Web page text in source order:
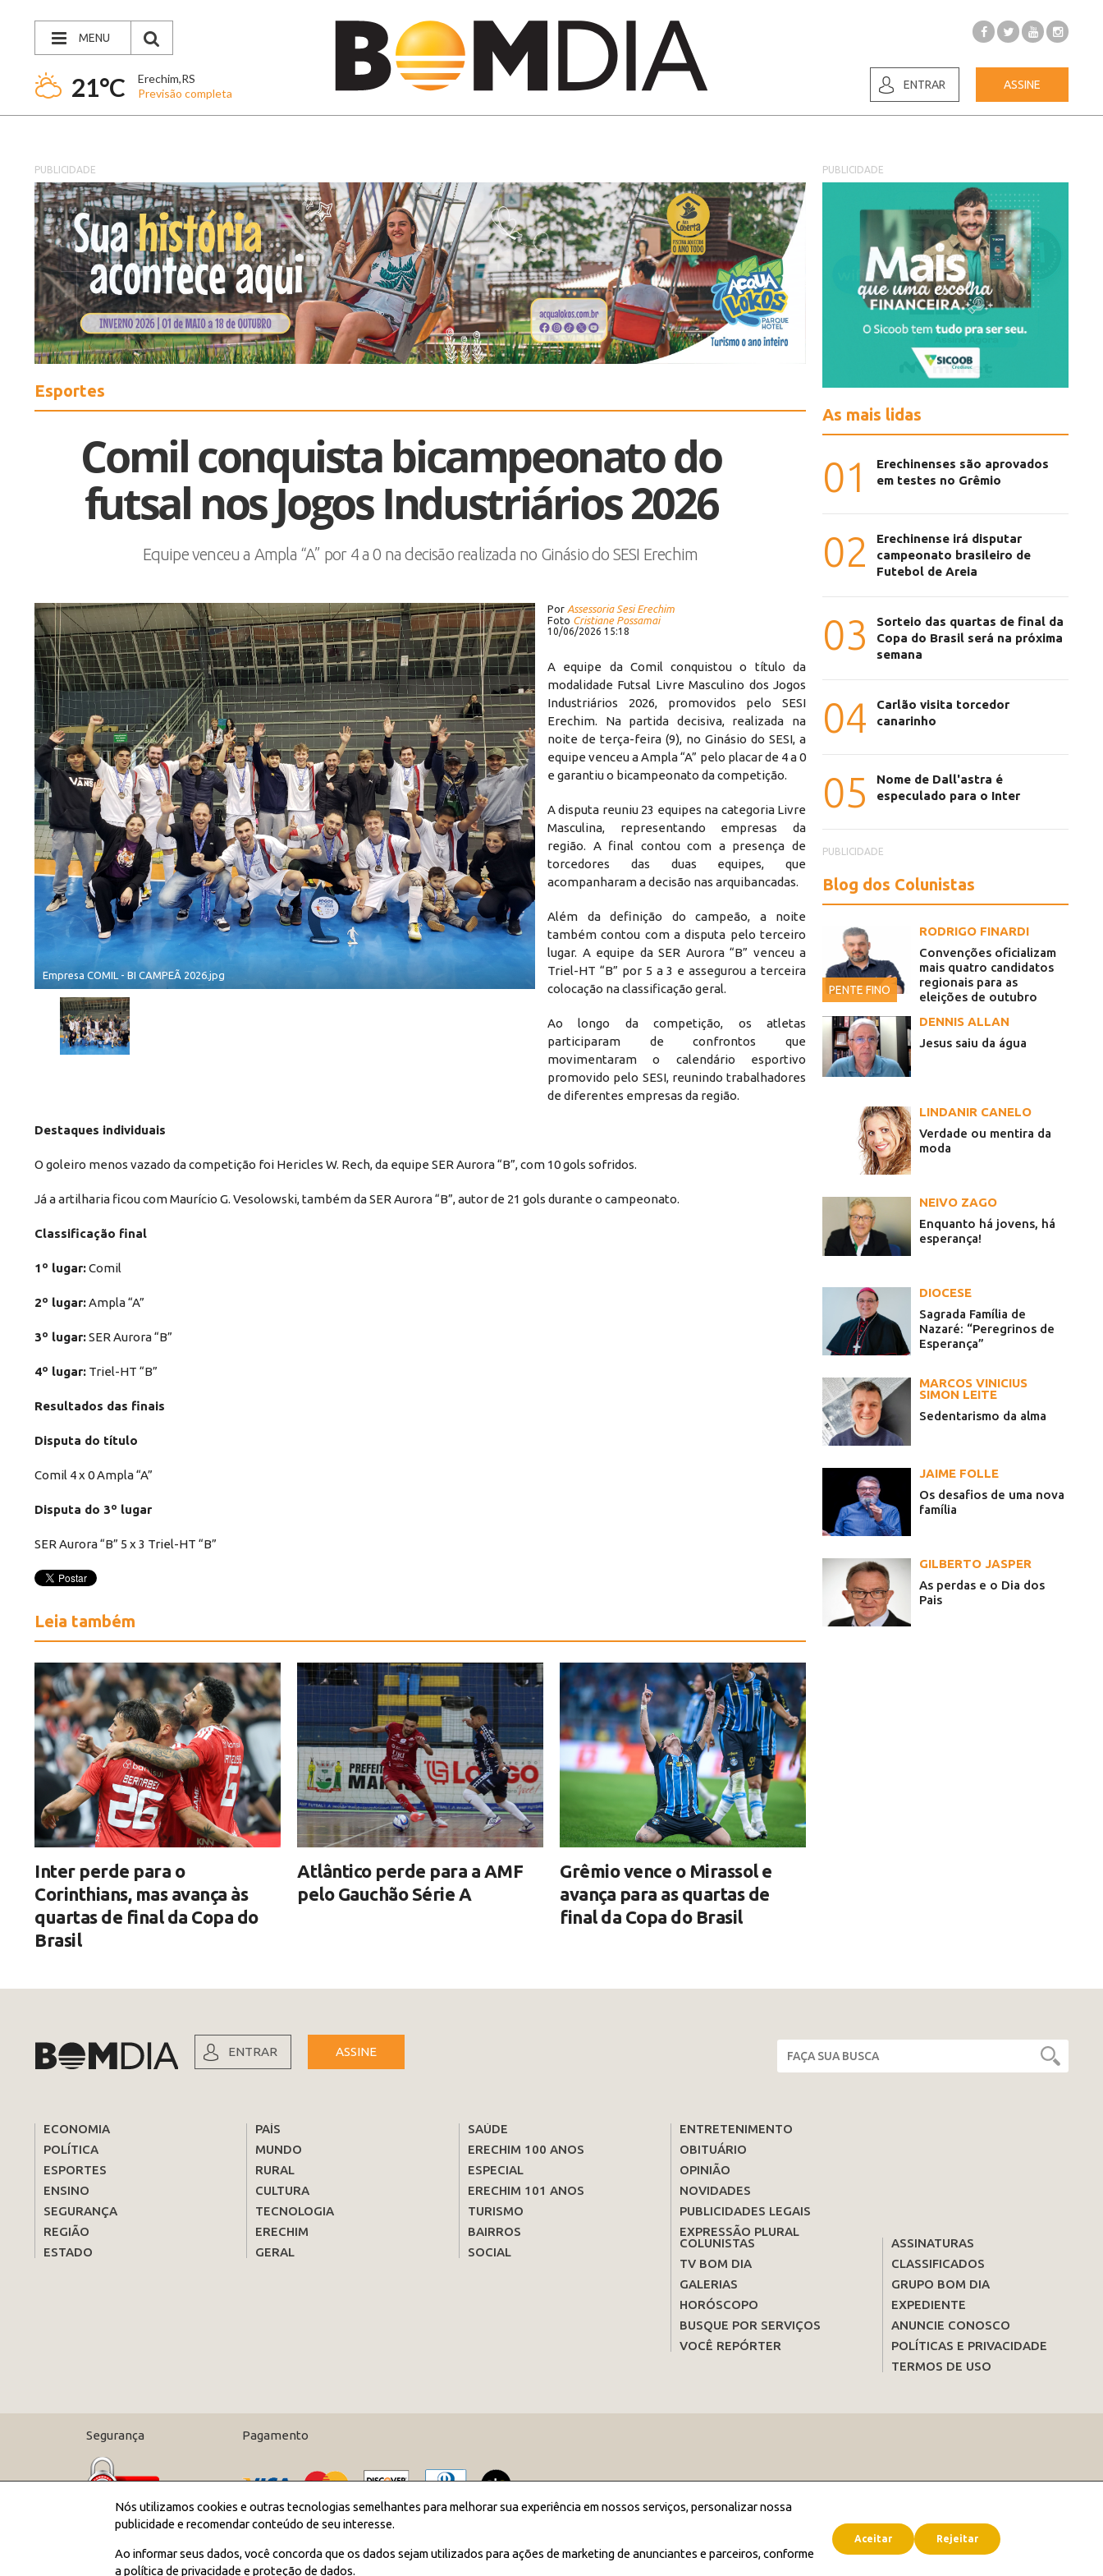
MENU
21°C
Erechim,RS
Previsão completa
ENTRAR ASSINE
PUBLICIDADE
Esportes
Comil conquista bicampeonato do
futsal nos Jogos Industriários 2026
Equipe venceu a Ampla “A” por 4 a 0 na decisão realizada no Ginásio do SESI Erechim
Empresa COMIL - BI CAMPEÃ 2026.jpg
Por Assessoria Sesi Erechim
Foto Cristiane Possamai
10/06/2026 15:18
A equipe da Comil conquistou o título da
modalidade Futsal Livre Masculino dos Jogos
Industriários 2026, promovidos pelo SESI
Erechim. Na partida decisiva, realizada na
noite de terça-feira (9), no Ginásio do SESI, a
equipe venceu a Ampla “A” pelo placar de 4 a 0
e garantiu o bicampeonato da competição.
A disputa reuniu 23 equipes na categoria Livre
Masculina, representando empresas da
região. A final contou com a presença de
torcedores das duas equipes, que
acompanharam a decisão nas arquibancadas.
Além da definição do campeão, a noite
também contou com a disputa pelo terceiro
lugar. A equipe da SER Aurora “B” venceu a
Triel-HT “B” por 5 a 3 e assegurou a terceira
colocação na classificação geral.
Ao longo da competição, os atletas
participaram de confrontos que
movimentaram o calendário esportivo
promovido pelo SESI, reunindo trabalhadores
de diferentes empresas da região.
Destaques individuais
O goleiro menos vazado da competição foi Hericles W. Rech, da equipe SER Aurora “B”, com 10 gols sofridos.
Já a artilharia ficou com Maurício G. Vesolowski, também da SER Aurora “B”, autor de 21 gols durante o campeonato.
Classificação final
1º lugar:Comil
2º lugar:Ampla “A”
3º lugar:SER Aurora “B”
4º lugar: Triel-HT “B”
Resultados das finais
Disputa do título
Comil 4 x 0 Ampla “A”
Disputa do 3º lugar
SER Aurora “B” 5 x 3 Triel-HT “B”
Leia também
Inter perde para o
Corinthians, mas avança às
quartas de final da Copa do
Brasil
Atlântico perde para a AMF
pelo Gauchão Série A
Grêmio vence o Mirassol e
avança para as quartas de
final da Copa do Brasil
PUBLICIDADE
As mais lidas
01
Erechinenses são aprovados
em testes no Grêmio
02
Erechinense irá disputar
campeonato brasileiro de
Futebol de Areia
03
Sorteio das quartas de final da
Copa do Brasil será na próxima
semana
04
Carlão visita torcedor
canarinho
05
Nome de Dall'astra é
especulado para o Inter
PUBLICIDADE
Blog dos Colunistas
PENTE FINO
RODRIGO FINARDI
Convenções oficializam
mais quatro candidatos
regionais para as
eleições de outubro
DENNIS ALLAN
Jesus saiu da água
LINDANIR CANELO
Verdade ou mentira da
moda
NEIVO ZAGO
Enquanto há jovens, há
esperança!
DIOCESE
Sagrada Família de
Nazaré: “Peregrinos de
Esperança”
MARCOS VINICIUS
SIMON LEITE
Sedentarismo da alma
JAIME FOLLE
Os desafios de uma nova
família
GILBERTO JASPER
As perdas e o Dia dos
Pais
ENTRAR ASSINE
ECONOMIA
POLÍTICA
ESPORTES
ENSINO
SEGURANÇA
REGIÃO
ESTADO
PAÍS
MUNDO
RURAL
CULTURA
TECNOLOGIA
ERECHIM
GERAL
SAÚDE
ERECHIM 100 ANOS
ESPECIAL
ERECHIM 101 ANOS
TURISMO
BAIRROS
SOCIAL
ENTRETENIMENTO
OBITUÁRIO
OPINIÃO
NOVIDADES
PUBLICIDADES LEGAIS
EXPRESSÃO PLURAL
COLUNISTAS
TV BOM DIA
GALERIAS
HORÓSCOPO
BUSQUE POR SERVIÇOS
VOCÊ REPÓRTER
ASSINATURAS
CLASSIFICADOS
GRUPO BOM DIA
EXPEDIENTE
ANUNCIE CONOSCO
POLÍTICAS E PRIVACIDADE
TERMOS DE USO
Segurança Pagamento
2026 JORNAL BOM DIA - Todos os direitos reservados
Nós utilizamos cookies e outras tecnologias semelhantes para melhorar sua experiência em nossos serviços, personalizar nossa
publicidade e recomendar conteúdo de seu interesse.
Ao informar seus dados, você concorda que os dados sejam utilizados para ações de marketing de anunciantes e parceiros, conforme
a política de privacidade e proteção de dados.
Aceitar Rejeitar